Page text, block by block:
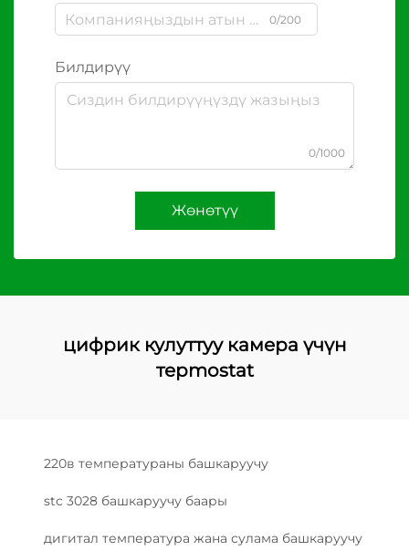
0/200
Билдирүү
0/1000
Жөнөтүү
цифрик кулуттуу камера үчүн
терmostat
220в температураны башкаруучу
stc 3028 башкаруучу баары
дигитал температура жана сулама башкаруучу